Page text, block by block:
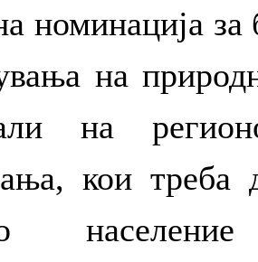
номинација
на
на
кои треба